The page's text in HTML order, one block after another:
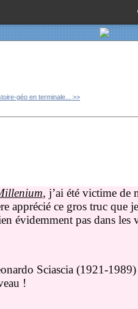
géo en terminale... >>
, j’ai été victime de
apprécié ce gros truc que
évidemment pas dans
Sciascia (1921-1989)
!